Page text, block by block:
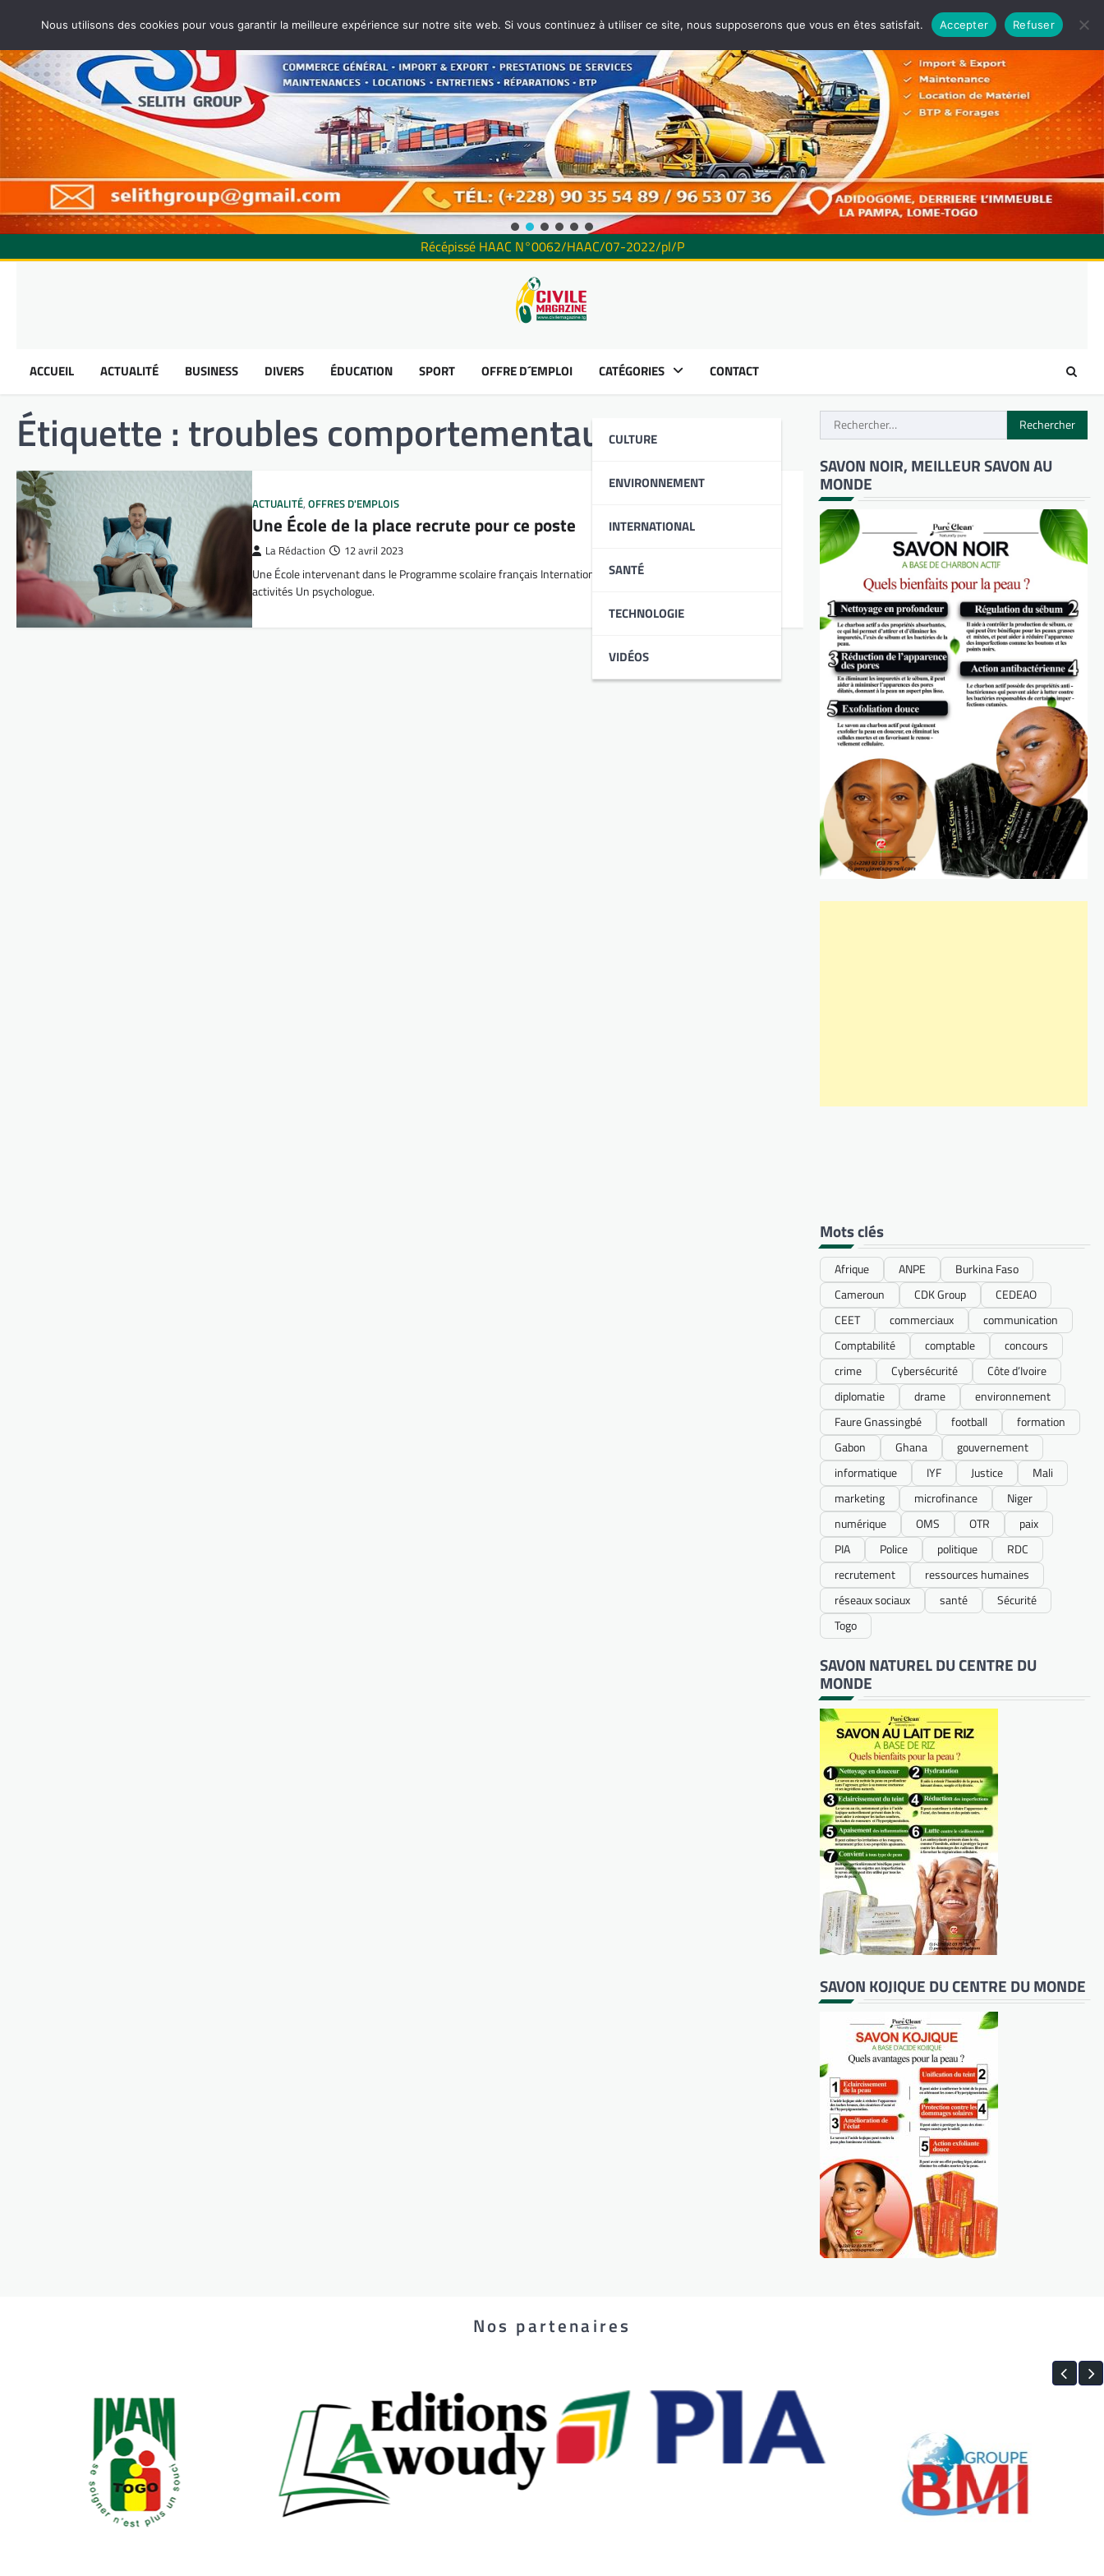
Récépissé HAAC N°0062/HAAC/07-2022/pl/P
ACCUEIL ACTUALITÉ BUSINESS DIVERS ÉDUCATION SPORT OFFRE D´EMPLOI CATÉGORIES
CULTURE
ENVIRONNEMENT
INTERNATIONAL
SANTÉ
TECHNOLOGIE
VIDÉOS
CONTACT
Étiquette : troubles comportementaux
ACTUALITÉ,OFFRES D'EMPLOIS
Une École de la place recrute pour ce poste
La Rédaction 12 avril 2023
Une École intervenant dans le Programme scolaire français International recrute pour le compte de ses
activités Un psychologue.
Rechercher :
SAVON NOIR, MEILLEUR SAVON AU
MONDE
Mots clés
Afrique ANPE
Burkina Faso
Cameroun
CDK Group
CEDEAO
CEET
commerciaux
communication
Comptabilité
comptable
concours
crime
Cybersécurité
Côte d’Ivoire
diplomatie
drame
environnement
Faure Gnassingbé
football
formation
Gabon
Ghana
gouvernement
informatique
IYF Justice
Mali
marketing
microfinance
Niger
numérique
OMS OTR
paix
PIA
Police politique
RDC
recrutement
ressources humaines
réseaux sociaux
santé
Sécurité
Togo
SAVON NATUREL DU CENTRE DU
MONDE
SAVON KOJIQUE DU CENTRE DU MONDE
Nos partenaires
Nous utilisons des cookies pour vous garantir la meilleure expérience sur notre site web. Si vous continuez à utiliser ce site, nous supposerons que vous en êtes satisfait. Accepter Refuser